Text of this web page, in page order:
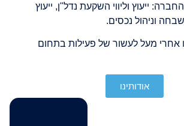
ייעוץ וליווי השקעת נדל"ן, ייעוץ
וניהול נכסים.
אחרי מעל לעשור של פעילות בתחום
אודותינו